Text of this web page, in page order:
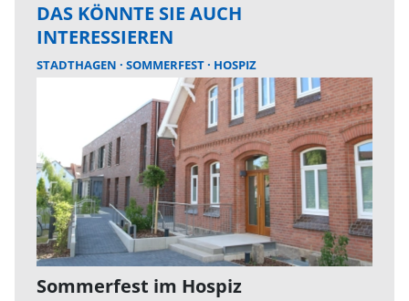
DAS KÖNNTE SIE AUCH
INTERESSIEREN
STADTHAGEN SOMMERFEST HOSPIZ
Sommerfest im Hospiz